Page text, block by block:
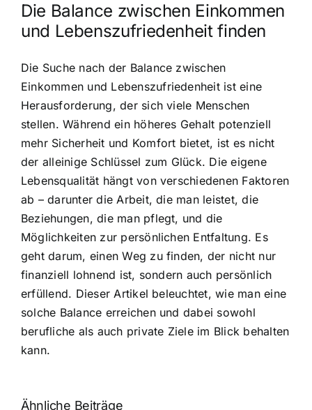
Die Balance zwischen Einkommen
und Lebenszufriedenheit finden
Die Suche nach der Balance zwischen
Einkommen und Lebenszufriedenheit ist eine
Herausforderung, der sich viele Menschen
stellen. Während ein höheres Gehalt potenziell
mehr Sicherheit und Komfort bietet, ist es nicht
der alleinige Schlüssel zum Glück. Die eigene
Lebensqualität hängt von verschiedenen Faktoren
ab – darunter die Arbeit, die man leistet, die
Beziehungen, die man pflegt, und die
Möglichkeiten zur persönlichen Entfaltung. Es
geht darum, einen Weg zu finden, der nicht nur
finanziell lohnend ist, sondern auch persönlich
erfüllend. Dieser Artikel beleuchtet, wie man eine
solche Balance erreichen und dabei sowohl
berufliche als auch private Ziele im Blick behalten
kann.
Ähnliche Beiträge